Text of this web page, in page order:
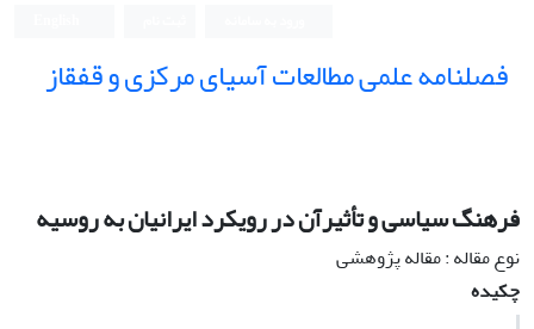
فصلنامه علمی مطالعات آسیای مرکزی و قفقاز
فرهنگ سیاسی و تأثیرآن در رویکرد ایرانیان به روسیه
نوع مقاله : مقاله پژوهشی
چکیده